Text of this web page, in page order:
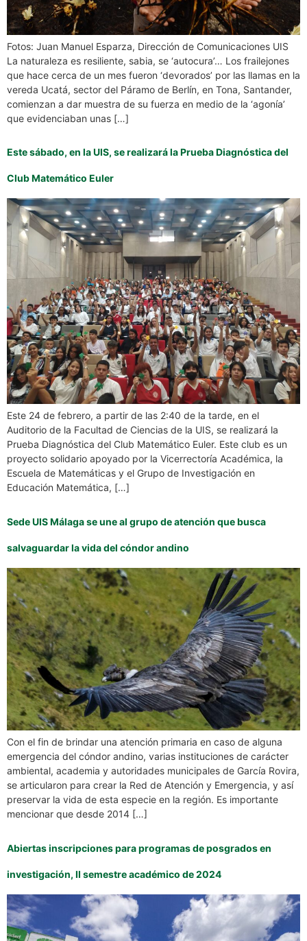
Fotos: Juan Manuel Esparza, Dirección de Comunicaciones UIS
La naturaleza es resiliente, sabia, se ‘autocura’… Los frailejones
que hace cerca de un mes fueron ‘devorados’ por las llamas en la
vereda Ucatá, sector del Páramo de Berlín, en Tona, Santander,
comienzan a dar muestra de su fuerza en medio de la ‘agonía’
que evidenciaban unas […]
Este sábado, en la UIS, se realizará la Prueba Diagnóstica del
Club Matemático Euler
Este 24 de febrero, a partir de las 2:40 de la tarde, en el
Auditorio de la Facultad de Ciencias de la UIS, se realizará la
Prueba Diagnóstica del Club Matemático Euler. Este club es un
proyecto solidario apoyado por la Vicerrectoría Académica, la
Escuela de Matemáticas y el Grupo de Investigación en
Educación Matemática, […]
Sede UIS Málaga se une al grupo de atención que busca
salvaguardar la vida del cóndor andino
Con el fin de brindar una atención primaria en caso de alguna
emergencia del cóndor andino, varias instituciones de carácter
ambiental, academia y autoridades municipales de García Rovira,
se articularon para crear la Red de Atención y Emergencia, y así
preservar la vida de esta especie en la región. Es importante
mencionar que desde 2014 […]
Abiertas inscripciones para programas de posgrados en
investigación, II semestre académico de 2024